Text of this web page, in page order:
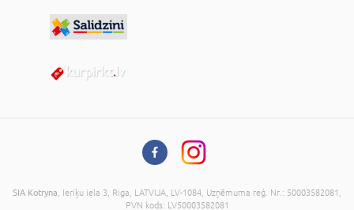
SIA Kotryna , Ieriķu iela 3, Riga, LATVIJA, LV-1084, Uzņēmuma reģ. Nr.: 50003582081,
PVN kods: LV50003582081